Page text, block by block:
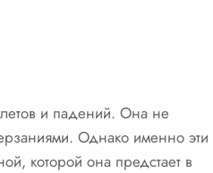
и падений. Она не
Однако именно эти
которой она предстает в